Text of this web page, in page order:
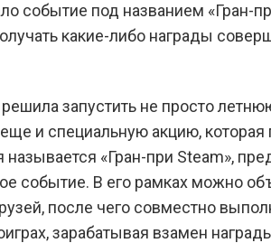
событие под названием «Гран-
какие-либо награды
запустить не просто
и специальную акцию, которая
называется «Гран-при Steam»,
событие. В его рамках можно
после чего совместно
зарабатывая взамен